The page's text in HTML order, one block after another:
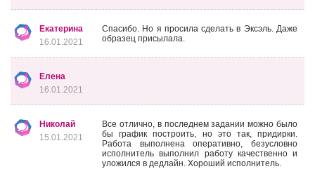
Екатерина
16.01.2021
Спасибо. Но я просила сделать в Эксэль. Даже
образец присылала.
Елена
16.01.2021
Николай
15.01.2021
Все отлично, в последнем задании можно было
бы график построить, но это так, придирки.
Работа выполнена оперативно, безусловно
исполнитель выполнил работу качественно и
уложился в дедлайн. Хороший исполнитель.